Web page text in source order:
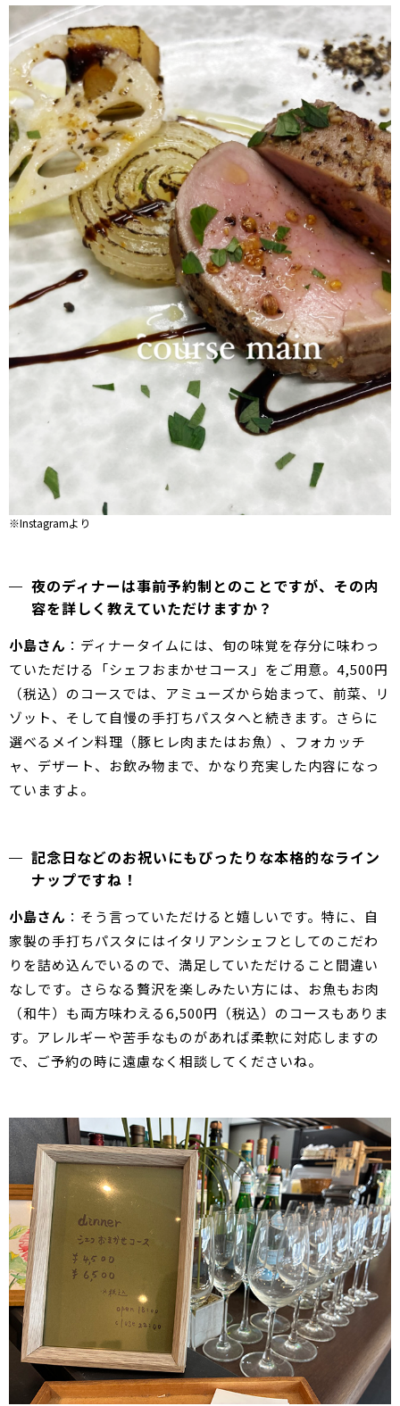
※Instagramより
夜のディナーは事前予約制とのことですが、その内
容を詳しく教えていただけますか？
小島さん ：ディナータイムには、旬の味覚を存分に味わっ
ていただける「シェフおまかせコース」をご用意。4,500円
（税込）のコースでは、アミューズから始まって、前菜、リ
ゾット、そして自慢の手打ちパスタへと続きます。さらに
選べるメイン料理（豚ヒレ肉またはお魚）、フォカッチ
ャ、デザート、お飲み物まで、かなり充実した内容になっ
ていますよ。
記念日などのお祝いにもぴったりな本格的なライン
ナップですね！
小島さん ：そう言っていただけると嬉しいです。特に、自
家製の手打ちパスタにはイタリアンシェフとしてのこだわ
りを詰め込んでいるので、満足していただけること間違い
なしです。さらなる贅沢を楽しみたい方には、お魚もお肉
（和牛）も両方味わえる6,500円（税込）のコースもありま
す。アレルギーや苦手なものがあれば柔軟に対応しますの
で、ご予約の時に遠慮なく相談してくださいね。